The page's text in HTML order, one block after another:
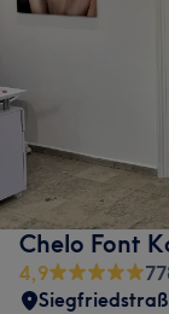
Chelo Font
4,9